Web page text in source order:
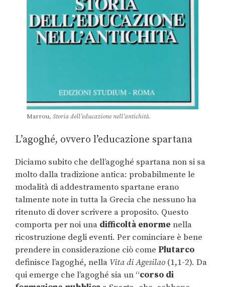
Marrou, Storia dell’educazione nell’antichità.
L’agoghé, ovvero l’educazione spartana
Diciamo subito che dell’agoghé spartana non si sa
molto dalla tradizione antica: probabilmente le
modalità di addestramento spartane erano
talmente note in tutta la Grecia che nessuno ha
ritenuto di dover scrivere a proposito. Questo
comporta per noi una difficoltà enorme nella
ricostruzione degli eventi. Per cominciare è bene
prendere in considerazione ciò come Plutarco
definisce l’agoghé, nella Vita di Agesilao (1,1-2). Da
qui emerge che l’agoghé sia un “corso di